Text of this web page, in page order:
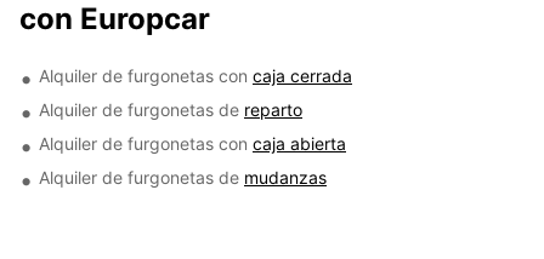
con Europcar
Alquiler de furgonetas con caja cerrada
Alquiler de furgonetas de reparto
Alquiler de furgonetas con caja abierta
Alquiler de furgonetas de mudanzas